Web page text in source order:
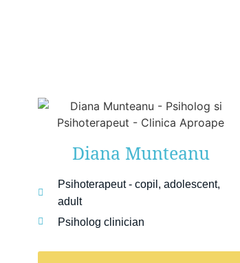
Diana Munteanu
Psihoterapeut - copil, adolescent,
adult
Psiholog clinician